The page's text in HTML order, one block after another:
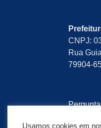
CNPJ:
Rua
79904-
Usamos cookies em